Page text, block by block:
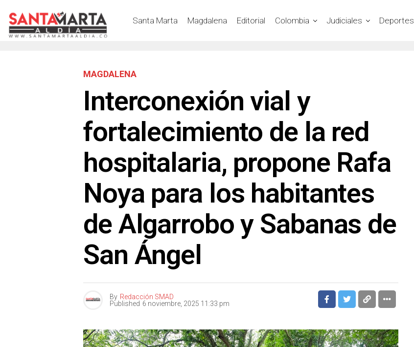
Santa Marta Magdalena Editorial Colombia Judiciales Deportes
MAGDALENA
Interconexión vial y
fortalecimiento de la red
hospitalaria, propone Rafa
Noya para los habitantes
de Algarrobo y Sabanas de
San Ángel
By Redacción SMAD
Published 6 noviembre, 2025 11:33 pm